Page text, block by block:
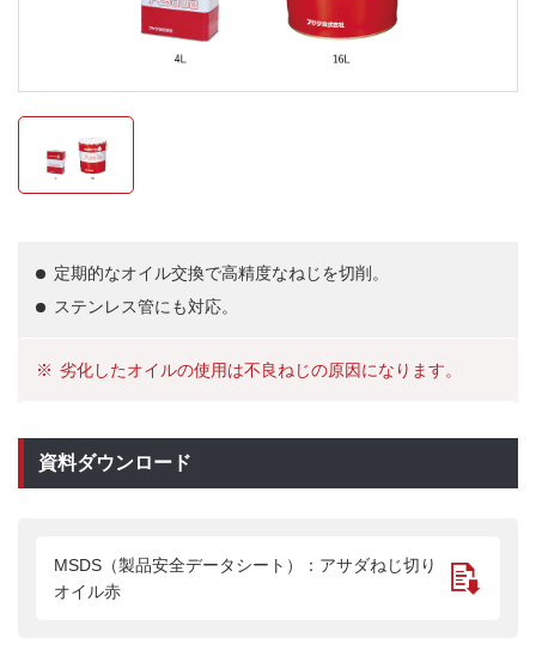
定期的なオイル交換で高精度なねじを切削。
ステンレス管にも対応。
劣化したオイルの使用は不良ねじの原因になります。
資料ダウンロード
MSDS（製品安全データシート）：アサダねじ切り
オイル赤